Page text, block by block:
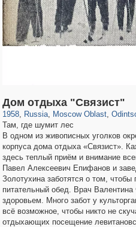
Дом отдыха "Связист"
1958, Russia
1,406,144 29,243
, Moscow Oblast
96,281 1,691
,
7,042
Там, где шумит лес
В одном из живописных уголков
корпуса дома отдыха «Связист».
здесь теплый приём и внимание
Павел Алексеевич Епифанов и
Золотухина заботятся о том,
питательный обед. Врач
здоровьем. Много забот у
всё возможное, чтобы никто не
отдыхающих посещение